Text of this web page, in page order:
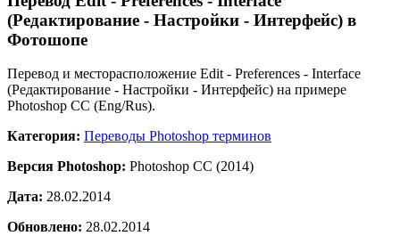
(Редактирование - Настройки - Интерфейс) в
Фотошопе
Перевод и месторасположение Edit - Preferences - Interface
(Редактирование - Настройки - Интерфейс) на примере
Photoshop CC (Eng/Rus).
Категория: Переводы Photoshop терминов
Версия Photoshop: Photoshop CC (2014)
Дата: 28.02.2014
Обновлено: 28.02.2014